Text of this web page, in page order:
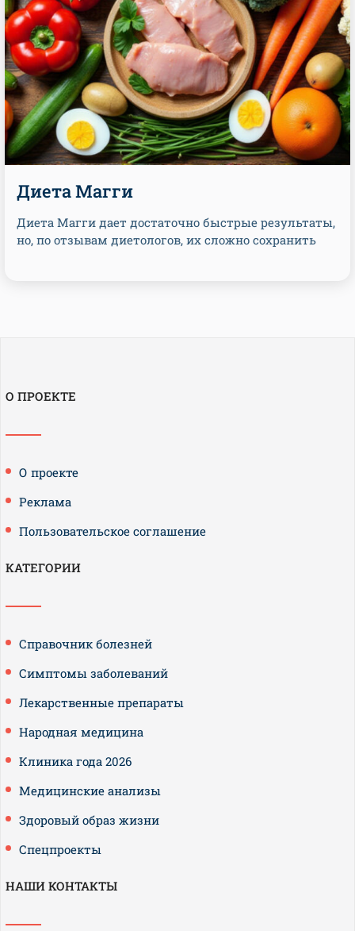
Диета Магги
Диета Магги дает достаточно быстрые результаты,
но, по отзывам диетологов, их сложно сохранить
О ПРОЕКТЕ
О проекте
Реклама
Пользовательское соглашение
КАТЕГОРИИ
Справочник болезней
Симптомы заболеваний
Лекарственные препараты
Народная медицина
Клиника года 2026
Медицинские анализы
Здоровый образ жизни
Спецпроекты
НАШИ КОНТАКТЫ